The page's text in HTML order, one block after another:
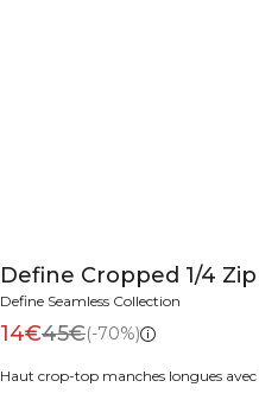
Define Cropped 1/4
Define Seamless Collection
14€45€(-70%)
Haut crop-top manches longues